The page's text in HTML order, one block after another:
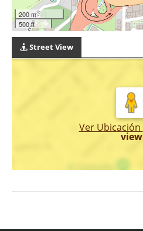
200 m
500 ft
Street View
Ver Ubicación
view